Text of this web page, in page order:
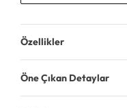
Özellikler
Öne Çıkan Detaylar